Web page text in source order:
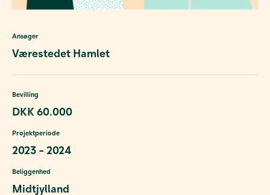
Ansøger
Værestedet Hamlet
Bevilling
DKK 60.000
Projektperiode
2023 - 2024
Beliggenhed
Midtjylland